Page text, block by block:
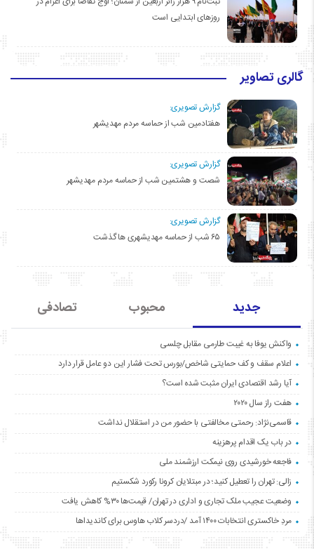
روزهای ابتدایی است
گالری تصاویر
گزارش تصویری:
هفتادمین شب از حماسه مردم مهدیشهر
گزارش تصویری:
شصت و هشتمین شب از حماسه مردم مهدیشهر
گزارش تصویری:
۶۵ شب از حماسه مهدیشهری ها گذشت
جدید محبوب تصادفی
واکنش یوفا به غیبت طارمی مقابل چلسی
اعلام سقف و کف حمایتی شاخص/بورس تحت فشار این دو عامل قرار دارد
آیا رشد اقتصادی ایران مثبت شده است؟
هفت راز سال ۲۰۲۰
قاسمی‌نژاد: رحمتی مخالفتی با حضور من در استقلال نداشت
در باب یک اقدام پرهزینه
فاجعه خورشیدی روی نیمکت ارزشمند ملی
زالی: تهران را تعطیل کنید؛ در مبتلایان کرونا رکورد شکستیم
وضعیت عجیب ملک تجاری و اداری در تهران/ قیمت‌ها ۳۰% کاهش یافت
مردِ خاکستری انتخابات ۱۴۰۰ آمد /دردسر کلاب هاوس برای کاندیداها